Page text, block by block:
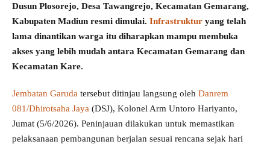
Dusun Plosorejo, Desa Tawangrejo, Kecamatan Gemarang,
Kabupaten Madiun resmi dimulai. Infrastruktur yang telah
lama dinantikan warga itu diharapkan mampu membuka
akses yang lebih mudah antara Kecamatan Gemarang dan
Kecamatan Kare.
Jembatan Garuda tersebut ditinjau langsung oleh Danrem
081/Dhirotsaha Jaya (DSJ), Kolonel Arm Untoro Hariyanto,
Jumat (5/6/2026). Peninjauan dilakukan untuk memastikan
pelaksanaan pembangunan berjalan sesuai rencana sejak hari